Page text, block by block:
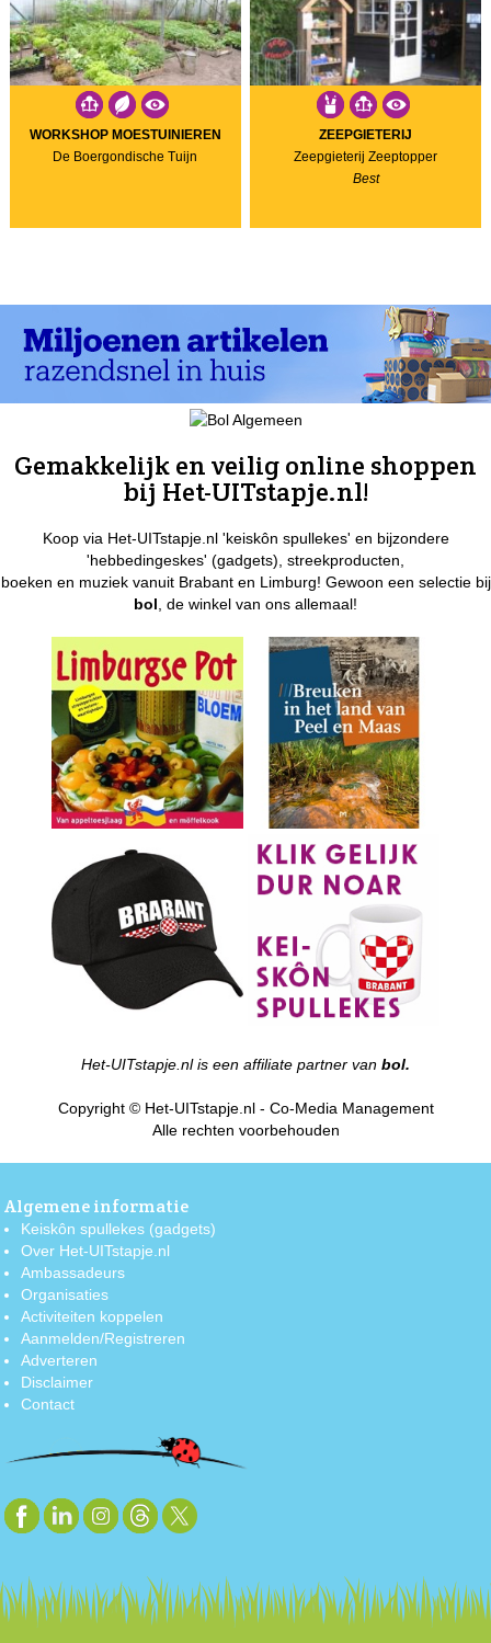
WORKSHOP MOESTUINIEREN
De Boergondische Tuijn
ZEEPGIETERIJ
Zeepgieterij Zeeptopper
Best
Gemakkelijk en veilig online shoppen
bij Het-UITstapje.nl!
Koop via Het-UITstapje.nl 'keiskôn spullekes' en bijzondere
'hebbedingeskes' (gadgets), streekproducten,
boeken en muziek vanuit Brabant en Limburg! Gewoon een selectie bij
bol, de winkel van ons allemaal!
Het-UITstapje.nl is een affiliate partner van bol.
Copyright © Het-UITstapje.nl - Co-Media Management
Alle rechten voorbehouden
Algemene informatie
Keiskôn spullekes (gadgets)
Over Het-UITstapje.nl
Ambassadeurs
Organisaties
Activiteiten koppelen
Aanmelden/Registreren
Adverteren
Disclaimer
Contact